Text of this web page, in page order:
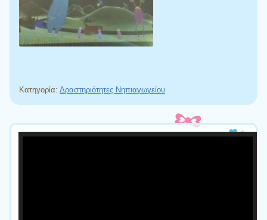
Κατηγορία: Δραστηριότητες Νηπιαγωγείου
Πλοήγηση άρθρων
Πρόγραμμα